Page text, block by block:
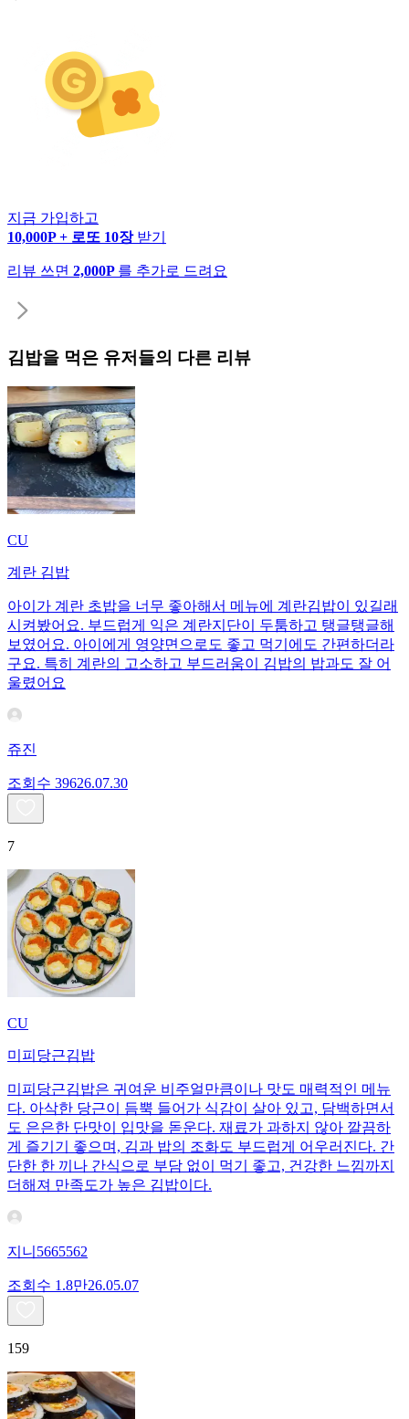
지금 가입하고
10,000P + 로또 10장 받기
리뷰 쓰면 2,000P 를 추가로 드려요
김밥을 먹은 유저들의 다른 리뷰
CU
계란 김밥
아이가 계란 초밥을 너무 좋아해서 메뉴에 계란김밥이 있길래
시켜봤어요. 부드럽게 익은 계란지단이 두툼하고 탱글탱글해
보였어요. 아이에게 영양면으로도 좋고 먹기에도 간편하더라
구요. 특히 계란의 고소하고 부드러움이 김밥의 밥과도 잘 어
울렸어요
쥬진
조회수 39626.07.30
7
CU
미피당근김밥
미피당근김밥은 귀여운 비주얼만큼이나 맛도 매력적인 메뉴
다. 아삭한 당근이 듬뿍 들어가 식감이 살아 있고, 담백하면서
도 은은한 단맛이 입맛을 돋운다. 재료가 과하지 않아 깔끔하
게 즐기기 좋으며, 김과 밥의 조화도 부드럽게 어우러진다. 간
단한 한 끼나 간식으로 부담 없이 먹기 좋고, 건강한 느낌까지
더해져 만족도가 높은 김밥이다.
지니5665562
조회수 1.8만26.05.07
159